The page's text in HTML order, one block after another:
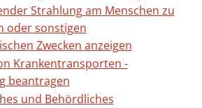
Strahlung am Menschen zu
oder sonstigen
Zwecken anzeigen
Krankentransporten -
beantragen
und Behördliches